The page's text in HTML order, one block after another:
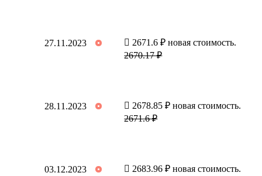
27.11.2023
2671.6 ₽ новая стоимость.
2670.17 ₽
28.11.2023
2678.85 ₽ новая стоимость.
2671.6 ₽
03.12.2023
2683.96 ₽ новая стоимость.